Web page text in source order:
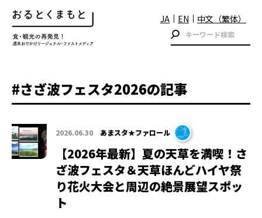
JA EN 中文（繁体）
#さざ波フェスタ2026の記事
2026.06.30 あまスタ★ファロール
【2026年最新】夏の天草を満喫！さ
ざ波フェスタ＆天草ほんどハイヤ祭
り花火大会と周辺の絶景展望スポッ
ト